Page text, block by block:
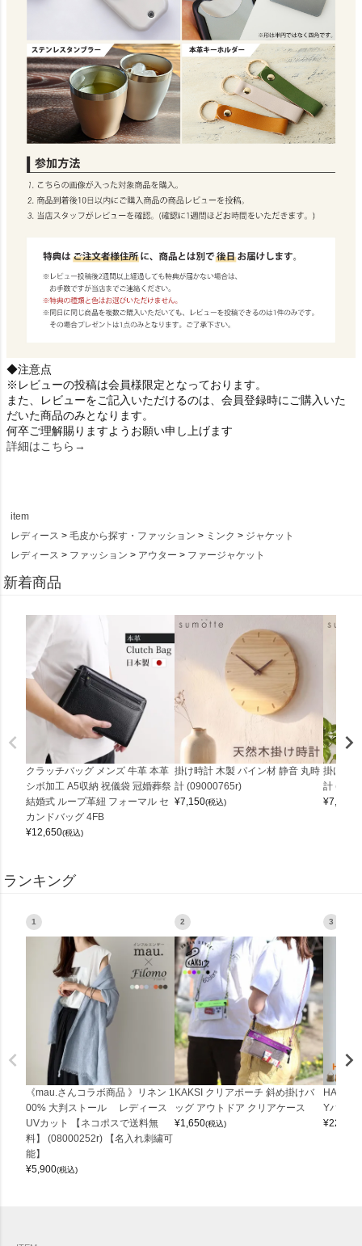
◆注意点
※レビューの投稿は会員様限定となっております。
また、レビューをご記入いただけるのは、会員登録時にご購入いた
だいた商品のみとなります。
何卒ご理解賜りますようお願い申し上げます
詳細はこちら→
item
レディース
毛皮から探す・ファッション ミンク
ジャケット
レディース
ファッション アウター ファージャケット
新着商品
クラッチバッグ メンズ 牛革 本革
シボ加工 A5収納 祝儀袋 冠婚葬祭
結婚式 ループ革紐 フォーマル セ
カンドバッグ 4FB
¥12,650(税込)
掛け時計 木製 パイン材 静音 丸時
計 (09000765r)
¥7,150(税込)
掛け時
計
¥7,150
ランキング
1
《mau.さんコラボ商品 》リネン 1
00% 大判ストール レディース
UVカット 【ネコポスで送料無
料】 (08000252r) 【名入れ刺繍可
能】
¥5,900(税込)
2
KAKSI クリアポーチ 斜め掛けバ
ッグ アウトドア クリアケース
¥1,650(税込)
3
Yバッグ
¥22,000